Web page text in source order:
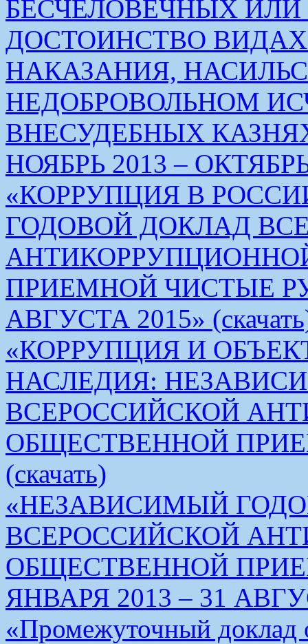
БЕСЧЕЛОВЕЧНЫХ
ДОСТОИНСТВО
НАКАЗАНИЯ,
НЕДОБРОВОЛЬНОМ
ВНЕСУДЕБНЫХ
НОЯБРЬ 2013 – ОКТЯБРЬ
«КОРРУПЦИЯ В
ГОДОВОЙ ДОКЛАД
ПРИЕМНОЙ ЧИСТЫЕ
АВГУСТА 2015»
«КОРРУПЦИЯ И
НАСЛЕДИЯ:
ВСЕРОССИЙСКОЙ
ОБЩЕСТВЕННОЙ
(скачать)
«НЕЗАВИСИМЫЙ
ВСЕРОССИЙСКОЙ
ОБЩЕСТВЕННОЙ
ЯНВАРЯ 2013 – 31
«Промежуточный доклад